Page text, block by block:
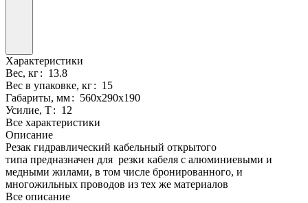
Характеристики
Вес, кг: 13.8
Вес в упаковке, кг: 15
Габариты, мм: 560х290х190
Усилие, Т: 12
Все характеристики
Описание
Резак гидравлический кабельный открытого
типа предназначен для резки кабеля с алюминиевыми и
медными жилами, в том числе бронированного, и
многожильных проводов из тех же материалов
Все описание